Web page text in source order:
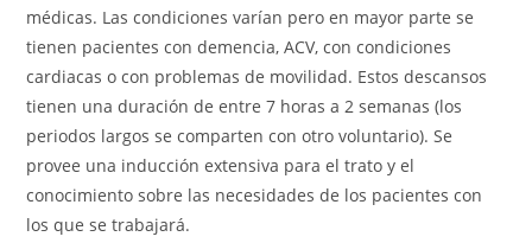
médicas. Las condiciones varían pero en mayor parte se
tienen pacientes con demencia, ACV, con condiciones
cardiacas o con problemas de movilidad. Estos descansos
tienen una duración de entre 7 horas a 2 semanas (los
periodos largos se comparten con otro voluntario). Se
provee una inducción extensiva para el trato y el
conocimiento sobre las necesidades de los pacientes con
los que se trabajará.